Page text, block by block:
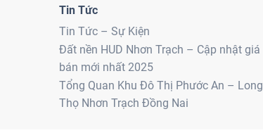
Tin Tức
Tin Tức – Sự Kiện
Đất nền HUD Nhơn Trạch – Cập nhật giá
bán mới nhất 2025
Tổng Quan Khu Đô Thị Phước An – Long
Thọ Nhơn Trạch Đồng Nai